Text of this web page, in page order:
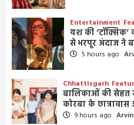
Entertainment
यश की
से भरपूर अंदाज ने
5 hours ago
Chhattisgarh
बालिकाओं की सेहत
कोरबा के
9 hours ago